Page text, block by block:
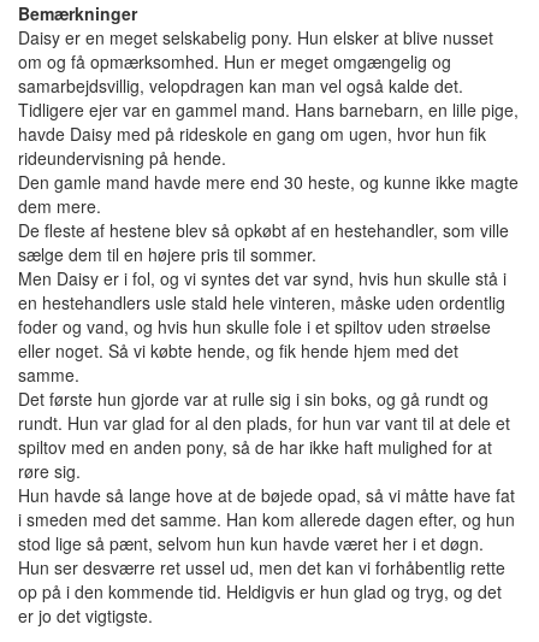
Bemærkninger
Daisy er en meget selskabelig pony. Hun elsker at blive nusset
om og få opmærksomhed. Hun er meget omgængelig og
samarbejdsvillig, velopdragen kan man vel også kalde det.
Tidligere ejer var en gammel mand. Hans barnebarn, en lille pige,
havde Daisy med på rideskole en gang om ugen, hvor hun fik
rideundervisning på hende.
Den gamle mand havde mere end 30 heste, og kunne ikke magte
dem mere.
De fleste af hestene blev så opkøbt af en hestehandler, som ville
sælge dem til en højere pris til sommer.
Men Daisy er i fol, og vi syntes det var synd, hvis hun skulle stå i
en hestehandlers usle stald hele vinteren, måske uden ordentlig
foder og vand, og hvis hun skulle fole i et spiltov uden strøelse
eller noget. Så vi købte hende, og fik hende hjem med det
samme.
Det første hun gjorde var at rulle sig i sin boks, og gå rundt og
rundt. Hun var glad for al den plads, for hun var vant til at dele et
spiltov med en anden pony, så de har ikke haft mulighed for at
røre sig.
Hun havde så lange hove at de bøjede opad, så vi måtte have fat
i smeden med det samme. Han kom allerede dagen efter, og hun
stod lige så pænt, selvom hun kun havde været her i et døgn.
Hun ser desværre ret ussel ud, men det kan vi forhåbentlig rette
op på i den kommende tid. Heldigvis er hun glad og tryg, og det
er jo det vigtigste.